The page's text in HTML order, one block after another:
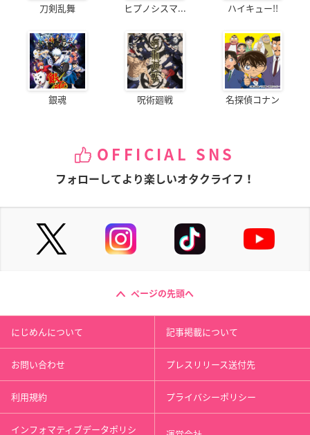
刀剣乱舞 ヒプノシスマ... ハイキュー!!
銀魂 呪術廻戦 名探偵コナン
OFFICIAL SNS
フォローしてより楽しいオタクライフ！
ページの先頭へ
にじめんについて 記事掲載について
お問い合わせ プレスリリース送付先
利用規約 プライバシーポリシー
インフォマティブデータポリシ